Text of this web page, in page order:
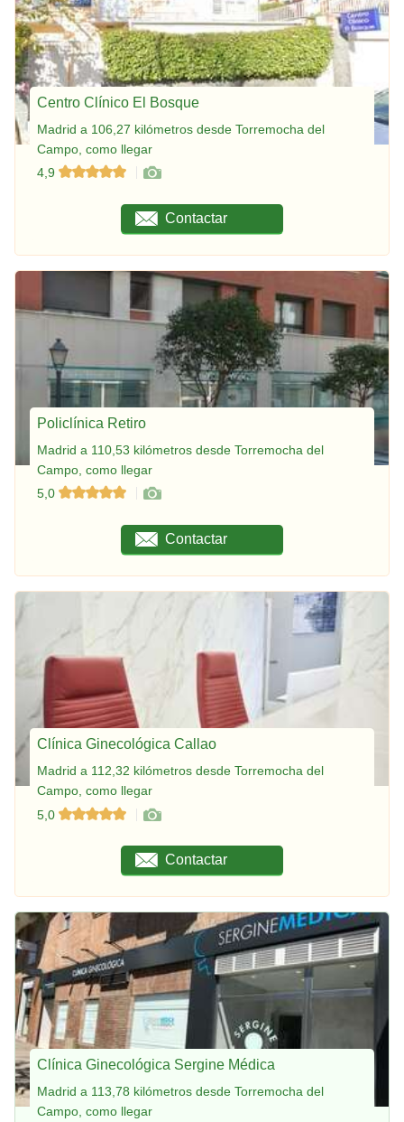
Centro Clínico El Bosque
Madrid a 106,27 kilómetros desde Torremocha del
Campo, como llegar
4,9
Contactar
Policlínica Retiro
Madrid a 110,53 kilómetros desde Torremocha del
Campo, como llegar
5,0
Contactar
Clínica Ginecológica Callao
Madrid a 112,32 kilómetros desde Torremocha del
Campo, como llegar
5,0
Contactar
Clínica Ginecológica Sergine Médica
Madrid a 113,78 kilómetros desde Torremocha del
Campo, como llegar